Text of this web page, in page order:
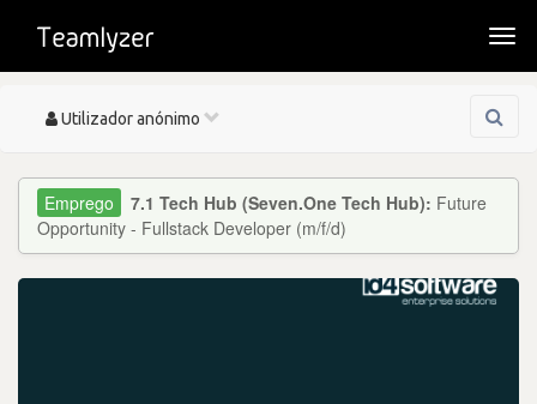
Toggle
Utilizador anónimo
7.1 Tech Hub (Seven.One Tech Hub): Future
Opportunity - Fullstack Developer (m/f/d)